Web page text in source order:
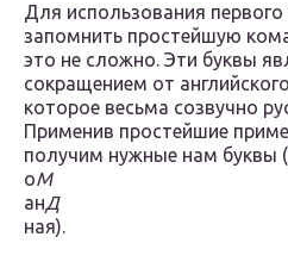
Для использования
запомнить простейшую
это не сложно. Эти буквы
сокращением от
которое весьма созвучно
Применив простейшие
получим нужные нам буквы (
оМ
анД
ная).